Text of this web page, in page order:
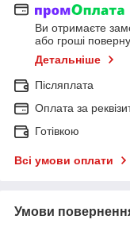
Ви отримаєте
або гроші
Детальніше
Післяплата
Оплата за
Готівкою
Всі умови оплати
Умови